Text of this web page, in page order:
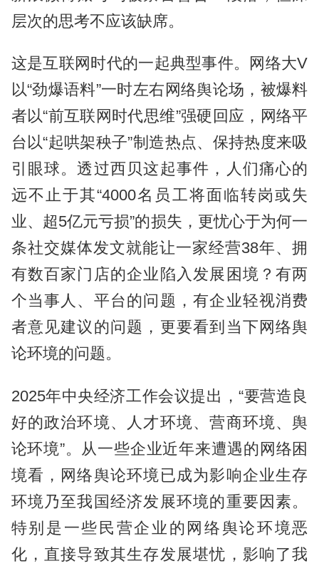
层次的思考不应该缺席。
这是互联网时代的一起典型事件。网络大V
以“劲爆语料”一时左右网络舆论场，被爆料
者以“前互联网时代思维”强硬回应，网络平
台以“起哄架秧子”制造热点、保持热度来吸
引眼球。透过西贝这起事件，人们痛心的
远不止于其“4000名员工将面临转岗或失
业、超5亿元亏损”的损失，更忧心于为何一
条社交媒体发文就能让一家经营38年、拥
有数百家门店的企业陷入发展困境？有两
个当事人、平台的问题，有企业轻视消费
者意见建议的问题，更要看到当下网络舆
论环境的问题。
2025年中央经济工作会议提出，“要营造良
好的政治环境、人才环境、营商环境、舆
论环境”。从一些企业近年来遭遇的网络困
境看，网络舆论环境已成为影响企业生存
环境乃至我国经济发展环境的重要因素。
特别是一些民营企业的网络舆论环境恶
化，直接导致其生存发展堪忧，影响了我